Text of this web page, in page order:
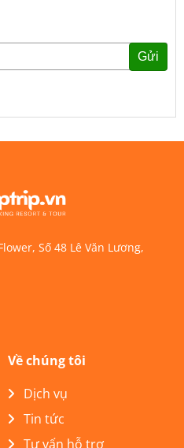
Gửi
Số 48 Lê Văn Lương,
Về chúng tôi
Dịch vụ
Tin tức
Tư vấn hỗ trợ